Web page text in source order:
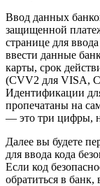
Ввод данных
защищенной
странице для
ввести данные
карты, срок
(CVV2 для VISA,
Идентификации
пропечатаны на
— это три цифры,
Далее вы будете
для ввода кода
Если код
обратиться в